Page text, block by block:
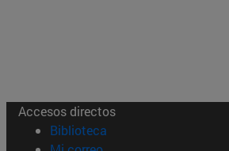
Accesos directos
Biblioteca (abre en nueva